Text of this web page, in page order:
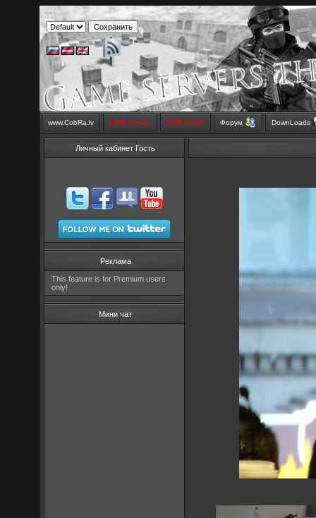
www.CobRa.lv LIVE Stream SMS SHOP Форум DownLoads
Личный кабинет Гость
Реклама
This feature is for Premium users
only!
Мини чат